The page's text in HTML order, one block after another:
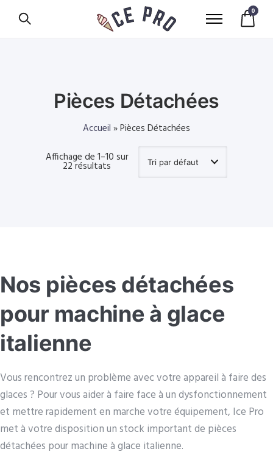
0
Pièces Détachées
Accueil »Pièces Détachées
Affichage de 1–10 sur
22 résultats
Nos pièces détachées
pour machine à glace
italienne
Vous rencontrez un problème avec votre appareil à faire des
glaces ? Pour vous aider à faire face à un dysfonctionnement
et mettre rapidement en marche votre équipement, Ice Pro
met à votre disposition un stock important de pièces
détachées pour machine à glace italienne.